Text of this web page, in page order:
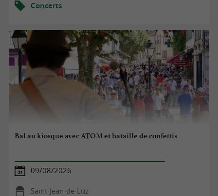
Concerts
Bal au kiosque avec ATOM et bataille de confettis
09/08/2026
Saint-Jean-de-Luz